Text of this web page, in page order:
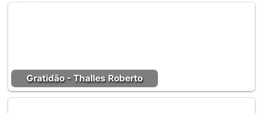
Gratidão - Thalles Roberto